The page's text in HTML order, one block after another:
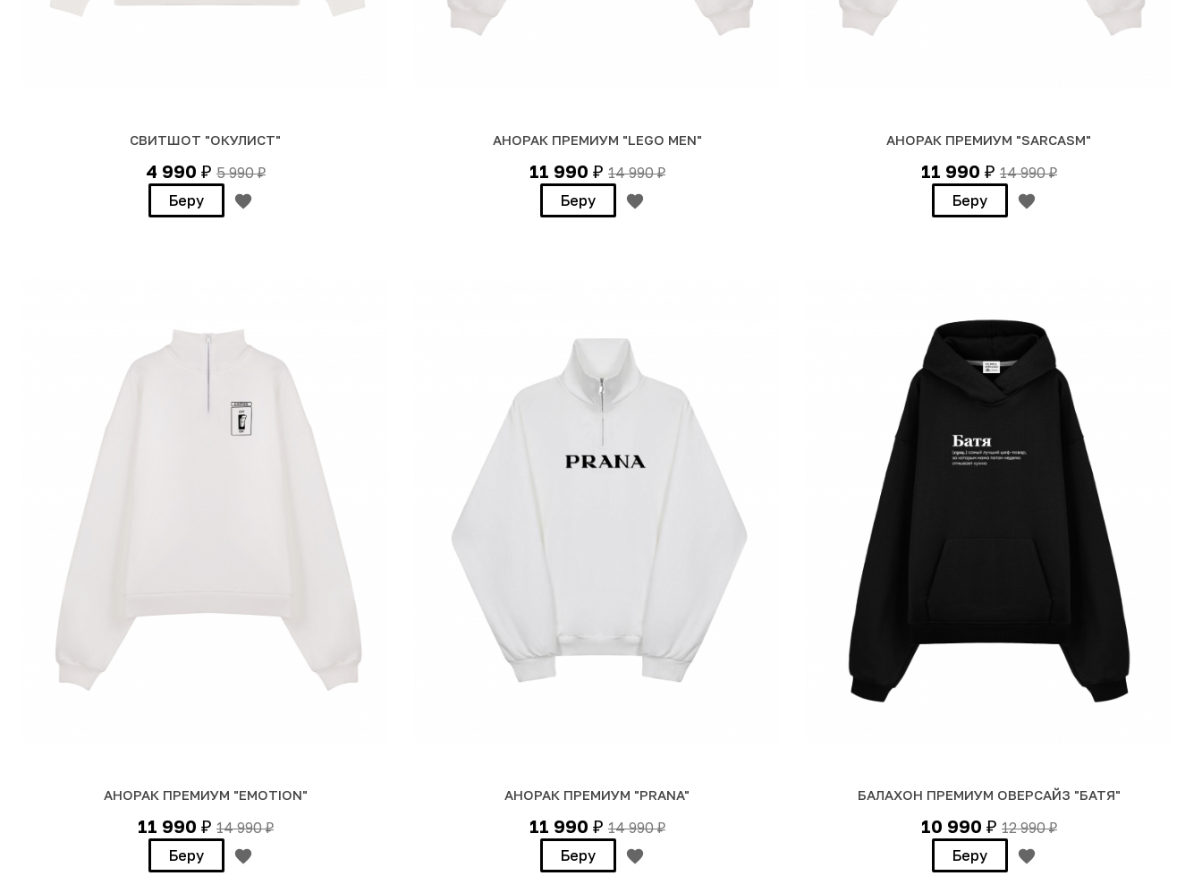
СВИТШОТ "ОКУЛИСТ"
4 990 ₽ 5 990₽
Беру
АНОРАК ПРЕМИУМ "LEGO MEN"
11 990 ₽ 14 990₽
Беру
АНОРАК ПРЕМИУМ "SARCASM"
11 990 ₽ 14 990₽
Беру
АНОРАК ПРЕМИУМ "EMOTION"
11 990 ₽ 14 990₽
Беру
АНОРАК ПРЕМИУМ "PRANA"
11 990 ₽ 14 990₽
Беру
БАЛАХОН ПРЕМИУМ ОВЕРСАЙЗ "БАТЯ"
10 990 ₽ 12 990₽
Беру